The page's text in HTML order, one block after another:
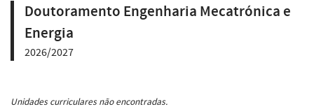
Doutoramento Engenharia Mecatrónica e
Energia
2026/2027
Unidades curriculares não encontradas.